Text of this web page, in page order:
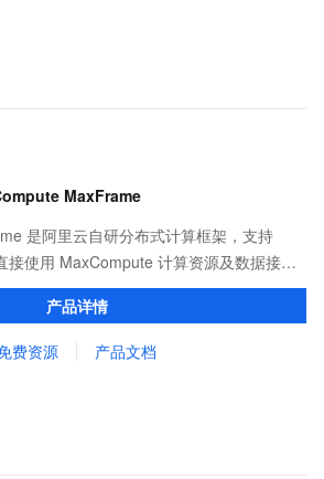
MaxFrame
是阿里云自研分布式计算框架，支持
接使用 MaxCompute 计算资源及数据接
、镜像管理等功能共同构成
开发生态。
产品详情
费资源 产品文档